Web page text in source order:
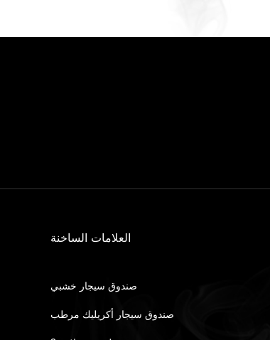
العلامات الساخنة
صندوق سيجار خشبي
صندوق سيجار أكريليك مرطب